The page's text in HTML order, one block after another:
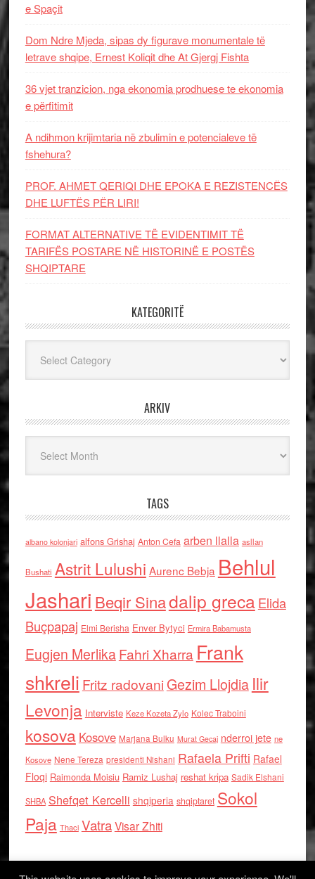
e Spaçit
Dom Ndre Mjeda, sipas dy figurave monumentale të
letrave shqipe, Ernest Koliqit dhe At Gjergj Fishta
36 vjet tranzicion, nga ekonomia prodhuese te ekonomia
e përfitimit
A ndihmon krijimtaria në zbulimin e potencialeve të
fshehura?
PROF. AHMET QERIQI DHE EPOKA E REZISTENCЁS
DHE LUFTЁS PЁR LIRI!
FORMAT ALTERNATIVE TË EVIDENTIMIT TË
TARIFËS POSTARE NË HISTORINË E POSTËS
SHQIPTARE
KATEGORITË
ARKIV
TAGS
albano kolonjari alfons Grishaj Anton Cefa arben llalla asllan
Bushati Astrit Lulushi Aurenc Bebja Behlul
Jashari Beqir Sinadalip grecaElida
Buçpapaj Elmi Berisha Enver Bytyci Ermira Babamusta
Eugjen MerlikaFahri Xharra Frank
shkreli Fritz radovaniGezim Llojdia Ilir
Levonja Interviste Keze Kozeta Zylo Kolec Traboini
kosova Kosove Marjana Bulku Murat Gecaj nderroi jete ne
Kosove Nene Tereza presidenti Nishani Rafaela Prifti Rafael
Floqi Raimonda Moisiu Ramiz Lushaj reshat kripa Sadik Elshani
SHBA Shefqet Kercelli shqiperia shqiptaret Sokol
Paja Thaci VatraVisar Zhiti